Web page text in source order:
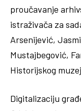
proučavanje
istraživača za
Arsenijević,
Mustajbegović,
Historijskog
Digitalizaciju